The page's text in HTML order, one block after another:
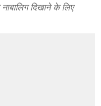
दिखाने के लिए